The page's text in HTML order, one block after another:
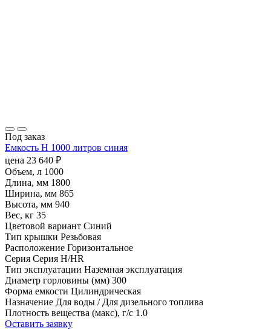
Под заказ
Емкость H 1000 литров синяя
цена 23 640 ₽
Объем, л 1000
Длина, мм 1800
Ширина, мм 865
Высота, мм 940
Вес, кг 35
Цветовой вариант Синий
Тип крышки Резьбовая
Расположение Горизонтальное
Серия Серия H/HR
Тип эксплуатации Наземная эксплуатация
Диаметр горловины (мм) 300
Форма емкости Цилиндрическая
Назначение Для воды / Для дизельного топлива
Плотность вещества (макс), г/с 1.0
Оставить заявку